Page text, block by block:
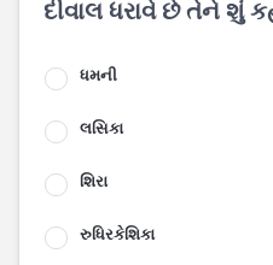
દીવાલ ધરાવે છે તેને શું
ધમની
લસિકા
શિરા
રુધિરકેશિકા